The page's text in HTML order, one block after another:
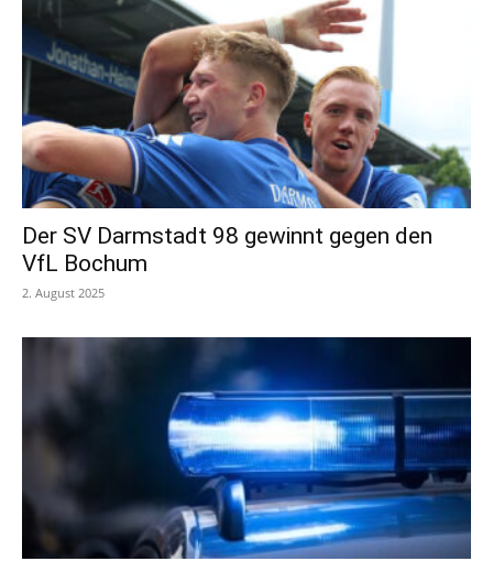
Der SV Darmstadt 98 gewinnt gegen den
VfL Bochum
2. August 2025